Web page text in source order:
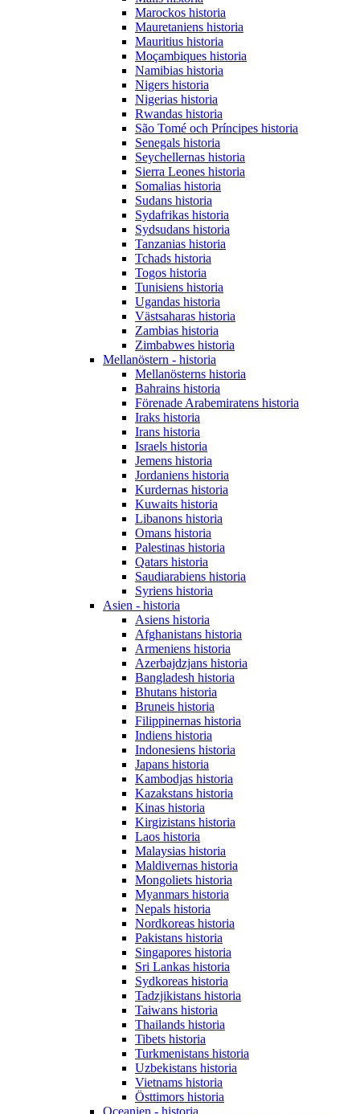
Marockos historia
Mauretaniens historia
Mauritius historia
Moçambiques historia
Namibias historia
Nigers historia
Nigerias historia
Rwandas historia
São Tomé och Príncipes historia
Senegals historia
Seychellernas historia
Sierra Leones historia
Somalias historia
Sudans historia
Sydafrikas historia
Sydsudans historia
Tanzanias historia
Tchads historia
Togos historia
Tunisiens historia
Ugandas historia
Västsaharas historia
Zambias historia
Zimbabwes historia
Mellanöstern - historia
Mellanösterns historia
Bahrains historia
Förenade Arabemiratens historia
Iraks historia
Irans historia
Israels historia
Jemens historia
Jordaniens historia
Kurdernas historia
Kuwaits historia
Libanons historia
Omans historia
Palestinas historia
Qatars historia
Saudiarabiens historia
Syriens historia
Asien - historia
Asiens historia
Afghanistans historia
Armeniens historia
Azerbajdzjans historia
Bangladesh historia
Bhutans historia
Bruneis historia
Filippinernas historia
Indiens historia
Indonesiens historia
Japans historia
Kambodjas historia
Kazakstans historia
Kinas historia
Kirgizistans historia
Laos historia
Malaysias historia
Maldivernas historia
Mongoliets historia
Myanmars historia
Nepals historia
Nordkoreas historia
Pakistans historia
Singapores historia
Sri Lankas historia
Sydkoreas historia
Tadzjikistans historia
Taiwans historia
Thailands historia
Tibets historia
Turkmenistans historia
Uzbekistans historia
Vietnams historia
Östtimors historia
Oceanien - historia